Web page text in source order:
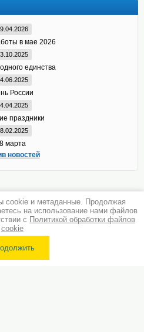
в мае 2026
единства
России
праздники
8 марта
новостей
cookie и метаданные. Продолжая
на использование нами файлов
с Политикой обработки файлов
cookie